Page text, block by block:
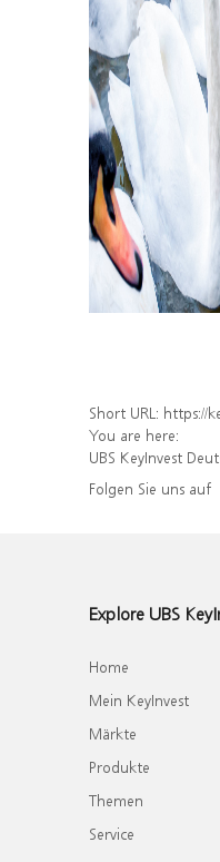
Short URL: https://
You are here:
UBS KeyInvest
Folgen Sie uns auf
Explore UBS
Home
Mein KeyInvest
Märkte
Produkte
Themen
Service